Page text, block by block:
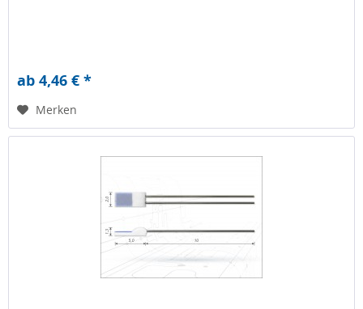
ab 4,46 € *
Merken